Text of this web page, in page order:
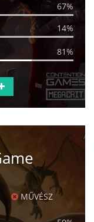
67%
14%
81%
MŰVÉSZ